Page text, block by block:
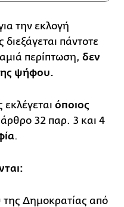
την εκλογή
πάντοτε
περίπτωση, δεν
ψήφου.
όπoιoς
32 παρ. 3 και 4
.
Δημοκρατίας από